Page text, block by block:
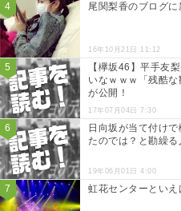
尾関梨香のブログ
16年10月21日 11:12
【欅坂46】平手友
いなｗｗｗ「残酷
が公開！
17年07月04日 7:30
日向坂が当て付け
たのでは？と勘繰る
19年06月01日 4:00
虹花センターといえ